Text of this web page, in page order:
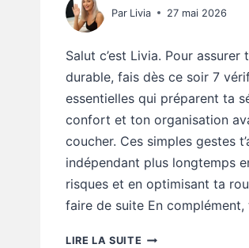
Par Livia 27 mai 2026
Salut c’est Livia. Pour assurer
durable, fais dès ce soir 7
essentielles qui préparent ta
confort et ton organisation
coucher. Ces simples gestes
indépendant plus longtemps
risques et en optimisant ta
faire de suite En
LIRE LA SUITE CONSEILS